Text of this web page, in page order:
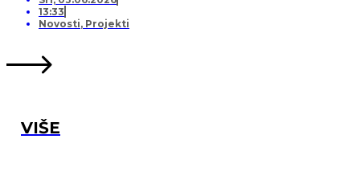
13:33
Novosti, Projekti
VIŠE